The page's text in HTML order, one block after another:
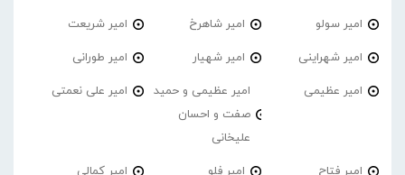
امیر سولو امیر شاهرخ امیر شریعت
امیر شهراینی امیر شهیار امیر طورانی
امیر عظیمی
امیر عظیمی و حمید
صفت و احسان
علیخانی
امیر علی نعمتی
امیر فتاح امیر فِلو امیر کمالی